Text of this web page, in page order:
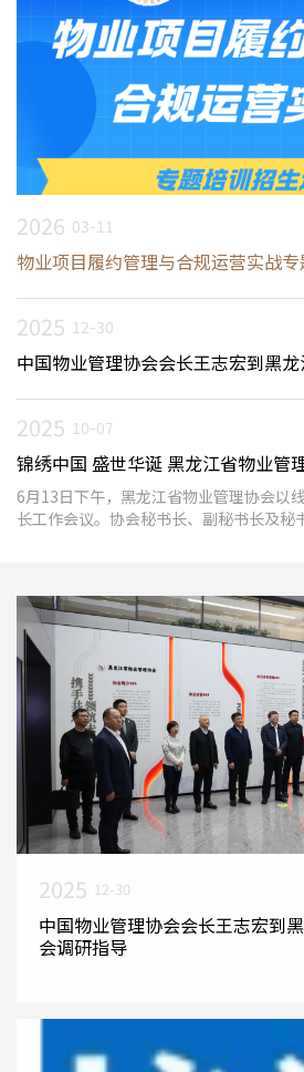
2026 03-11
物业项目履约管理与合规运营实战
2025 12-30
中国物业管理协会会长王志宏到黑
2025 10-07
锦绣中国 盛世华诞 黑龙江省物业管
庆祝中华人民共和国成立75周年
6月13日下午，黑龙江省物业管理协会以
长工作会议。协会秘书长、副秘书长及秘
2025 12-30
中国物业管理协会会长王志宏到
会调研指导